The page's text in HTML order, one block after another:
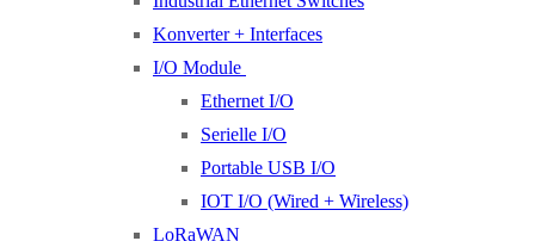
Konverter + Interfaces
I/O Module
Ethernet I/O
Serielle I/O
Portable USB I/O
IOT I/O (Wired + Wireless)
LoRaWAN